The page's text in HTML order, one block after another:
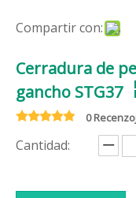
Compartir con:
Cerradura de
gancho STG37
0
Cantidad: